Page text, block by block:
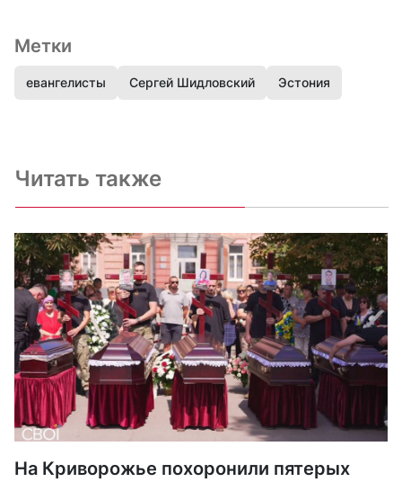
Метки
евангелисты Сергей Шидловский Эстония
Читать также
На Криворожье похоронили пятерых